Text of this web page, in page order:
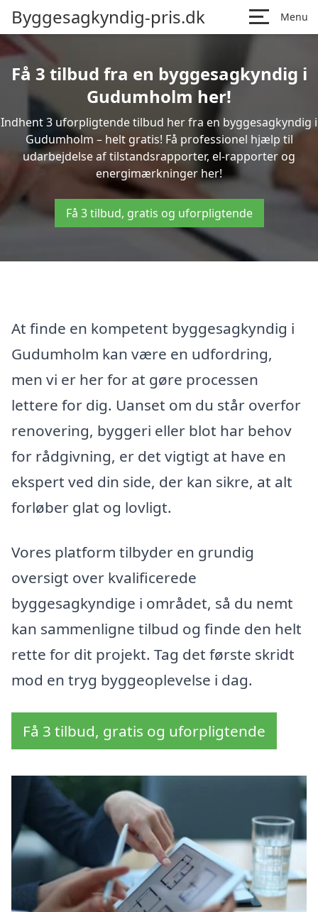
Byggesagkyndig-pris.dk Menu
Få 3 tilbud fra en byggesagkyndig i
Gudumholm her!
Indhent 3 uforpligtende tilbud her fra en byggesagkyndig i
Gudumholm – helt gratis! Få professionel hjælp til
udarbejdelse af tilstandsrapporter, el-rapporter og
energimærkninger her!
Få 3 tilbud, gratis og uforpligtende
At finde en kompetent byggesagkyndig i
Gudumholm kan være en udfordring,
men vi er her for at gøre processen
lettere for dig. Uanset om du står overfor
renovering, byggeri eller blot har behov
for rådgivning, er det vigtigt at have en
ekspert ved din side, der kan sikre, at alt
forløber glat og lovligt.
Vores platform tilbyder en grundig
oversigt over kvalificerede
byggesagkyndige i området, så du nemt
kan sammenligne tilbud og finde den helt
rette for dit projekt. Tag det første skridt
mod en tryg byggeoplevelse i dag.
Få 3 tilbud, gratis og uforpligtende